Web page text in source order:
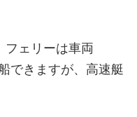
フェリーは車両
できますが、高速艇